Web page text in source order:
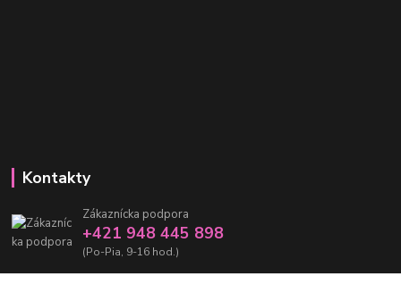
Kontakty
Zákaznícka podpora
+421 948 445 898
(Po-Pia, 9-16 hod.)